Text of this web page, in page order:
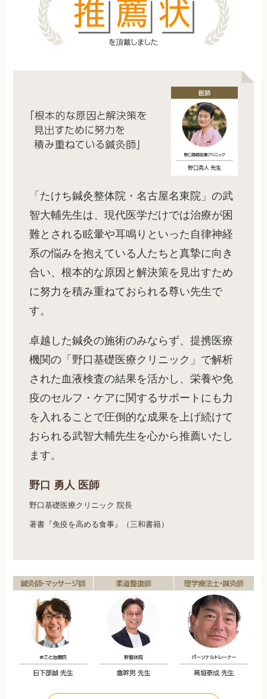
「たけち鍼灸整体院・名古屋名東院」の武
智大輔先生は、現代医学だけでは治療が困
難とされる眩暈や耳鳴りといった自律神経
系の悩みを抱えている人たちと真摯に向き
合い、根本的な原因と解決策を見出すため
に努力を積み重ねておられる尊い先生で
す。
卓越した鍼灸の施術のみならず、提携医療
機関の「野口基礎医療クリニック」で解析
された血液検査の結果を活かし、栄養や免
疫のセルフ・ケアに関するサポートにも力
を入れることで圧倒的な成果を上げ続けて
おられる武智大輔先生を心から推薦いたし
ます。
野口 勇人 医師
野口基礎医療クリニック 院長
著書『免疫を高める食事』（三和書籍）